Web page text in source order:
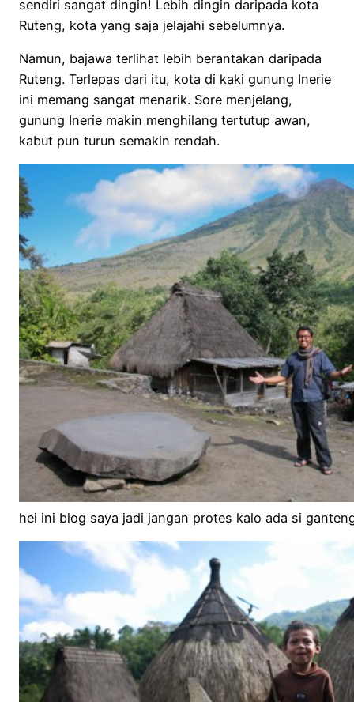
sendiri sangat dingin! Lebih dingin daripada kota
Ruteng, kota yang saja jelajahi sebelumnya.
Namun, bajawa terlihat lebih berantakan daripada
Ruteng. Terlepas dari itu, kota di kaki gunung Inerie
ini memang sangat menarik. Sore menjelang,
gunung Inerie makin menghilang tertutup awan,
kabut pun turun semakin rendah.
hei ini blog saya jadi jangan protes kalo ada si